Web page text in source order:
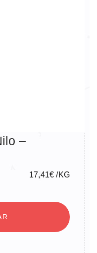
–
17,41€ /KG